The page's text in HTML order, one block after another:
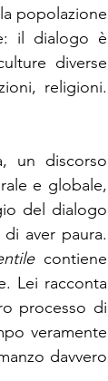
popolazione
il dialogo è
diverse
religioni.
un discorso
e globale,
del dialogo
aver paura.
contiene
Lei racconta
processo di
veramente
davvero